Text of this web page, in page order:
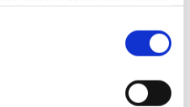
und nach einer
die darauf folgende
im TSV 1898 Uhlbach ist